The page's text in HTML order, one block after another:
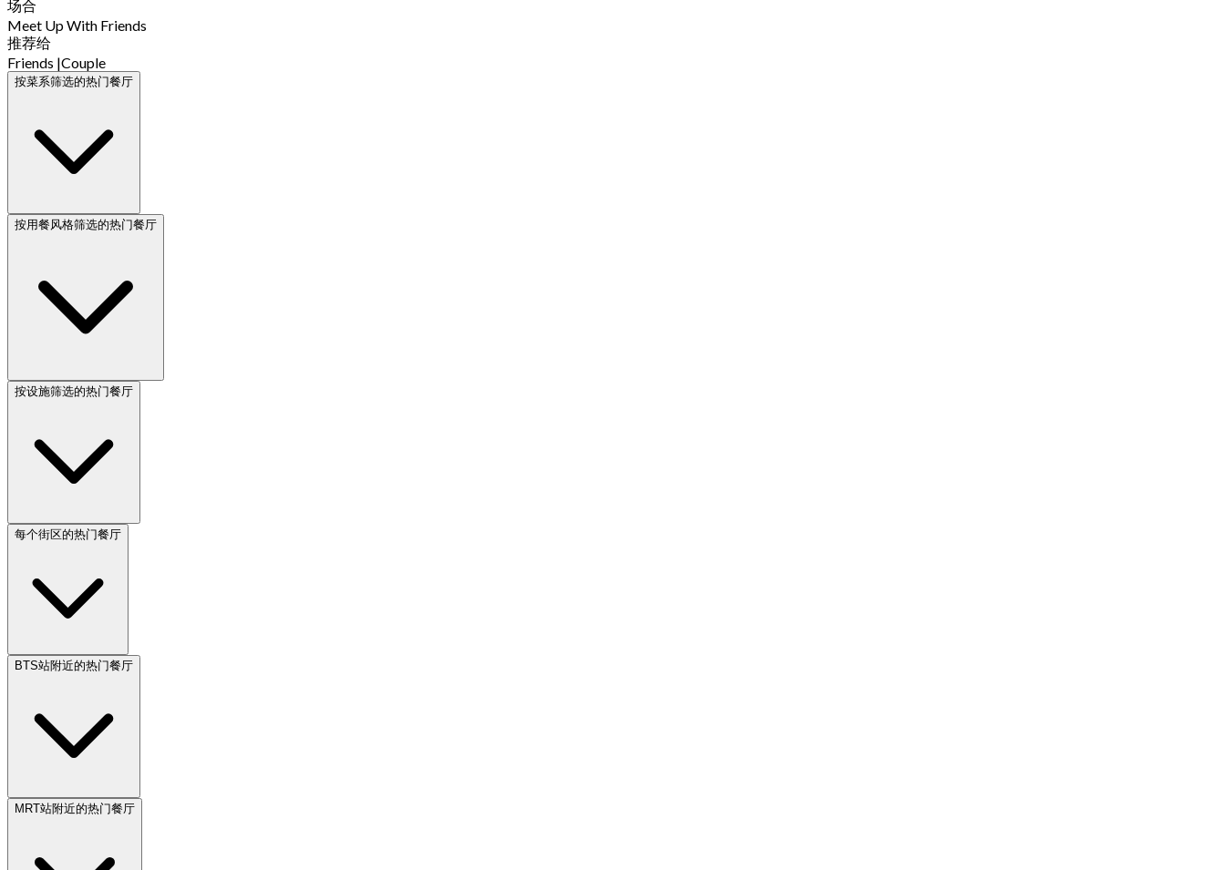
场合
Meet Up With Friends
推荐给
Friends |Couple
按菜系筛选的热门餐厅
按用餐风格筛选的热门餐厅
按设施筛选的热门餐厅
每个街区的热门餐厅
BTS站附近的热门餐厅
MRT站附近的热门餐厅